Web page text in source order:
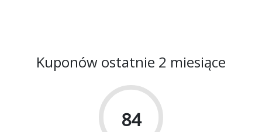
Kuponów ostatnie 2 miesiące
84